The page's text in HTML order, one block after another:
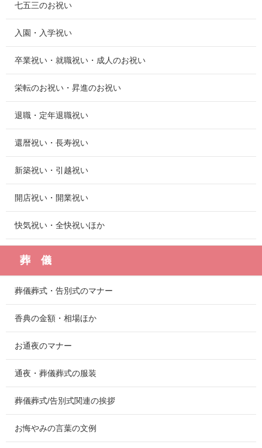
七五三のお祝い
入園・入学祝い
卒業祝い・就職祝い・成人のお祝い
栄転のお祝い・昇進のお祝い
退職・定年退職祝い
還暦祝い・長寿祝い
新築祝い・引越祝い
開店祝い・開業祝い
快気祝い・全快祝いほか
葬 儀
葬儀葬式・告別式のマナー
香典の金額・相場ほか
お通夜のマナー
通夜・葬儀葬式の服装
葬儀葬式/告別式関連の挨拶
お悔やみの言葉の文例